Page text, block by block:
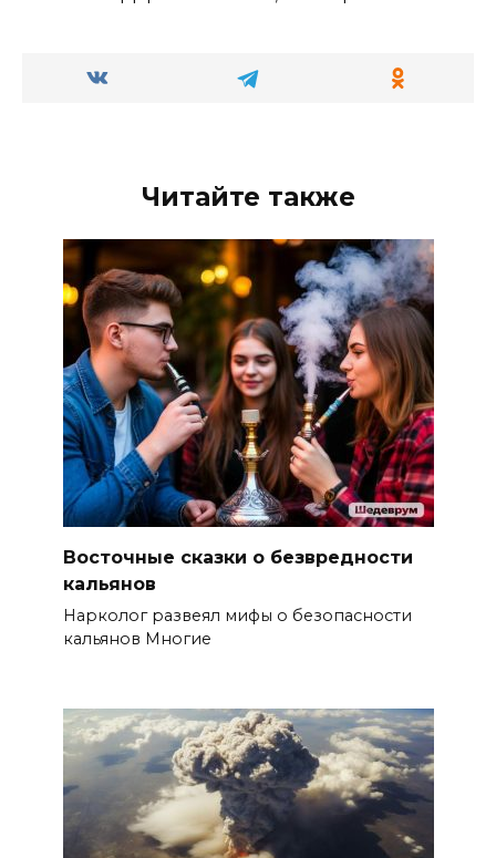
Читайте также
Восточные сказки о безвредности
кальянов
Нарколог развеял мифы о безопасности
кальянов Многие